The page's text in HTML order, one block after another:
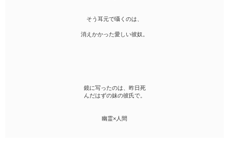
そう耳元で囁くのは、
消えかかった愛しい彼奴。
鏡に写ったのは、昨日死
んだはずの妹の彼氏で。
幽霊×人間